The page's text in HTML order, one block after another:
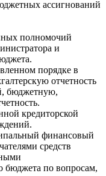
ассигнований
полномочий
и
порядке в
отчетность
бюджетную,
кредиторской
финансовый
средств
бюджета по вопросам,